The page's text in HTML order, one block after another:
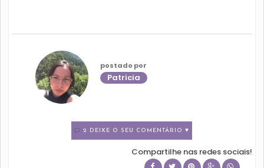
postado por
Patricia
2 DEIXE O SEU COMENTÁRIO ♥
Compartilhe nas redes sociais!